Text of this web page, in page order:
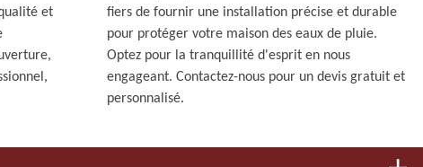
et
fiers de fournir une installation précise et durable
pour protéger votre maison des eaux de pluie.
Optez pour la tranquillité d'esprit en nous
engageant. Contactez-nous pour un devis gratuit et
personnalisé.